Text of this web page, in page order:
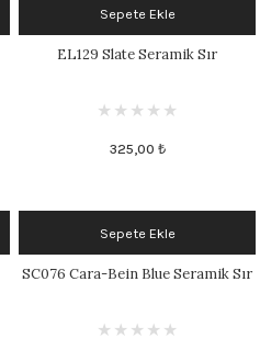
Sepete Ekle
EL129 Slate Seramik Sır
325,00 ₺
Sepete Ekle
SC076 Cara-Bein Blue Seramik Sır